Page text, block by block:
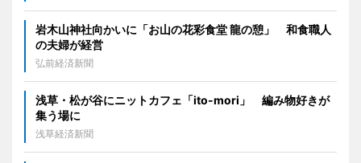
岩木山神社向かいに「お山の花彩食堂 龍の憩」 和食職人
の夫婦が経営
弘前経済新聞
浅草・松が谷にニットカフェ「ito-mori」 編み物好きが
集う場に
浅草経済新聞